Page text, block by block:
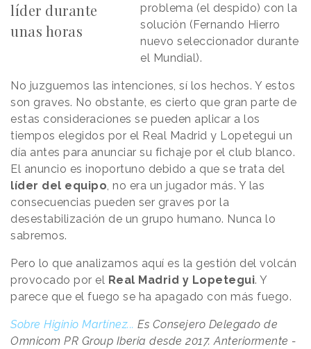
líder durante
unas horas
problema (el despido) con la
solución (Fernando Hierro
nuevo seleccionador durante
el Mundial).
No juzguemos las intenciones, sí los hechos. Y estos
son graves. No obstante, es cierto que gran parte de
estas consideraciones se pueden aplicar a los
tiempos elegidos por el Real Madrid y Lopetegui un
día antes para anunciar su fichaje por el club blanco.
El anuncio es inoportuno debido a que se trata del
líder del equipo, no era un jugador más. Y las
consecuencias pueden ser graves por la
desestabilización de un grupo humano. Nunca lo
sabremos.
Pero lo que analizamos aquí es la gestión del volcán
provocado por el Real Madrid y Lopetegui. Y
parece que el fuego se ha apagado con más fuego.
Sobre Higinio Martínez... Es Consejero Delegado de
Omnicom PR Group Iberia desde 2017. Anteriormente -